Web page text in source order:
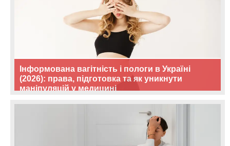
Інформована вагітність і пологи в Україні
(2026): права, підготовка та як уникнути
маніпуляцій у медицині